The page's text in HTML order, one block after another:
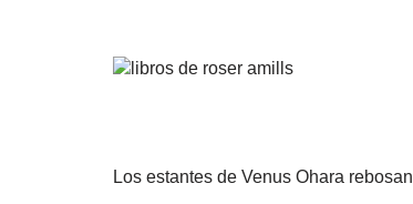
Los estantes de Venus Ohara rebosan